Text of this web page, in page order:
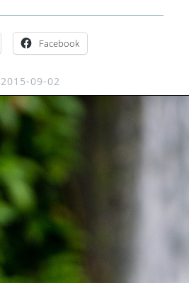
Facebook
2015-09-02